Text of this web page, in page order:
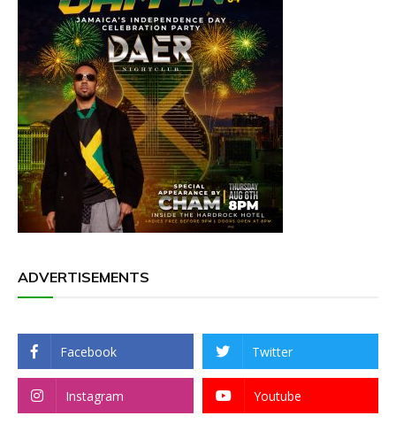
ADVERTISEMENTS
Facebook Twitter
Instagram Youtube